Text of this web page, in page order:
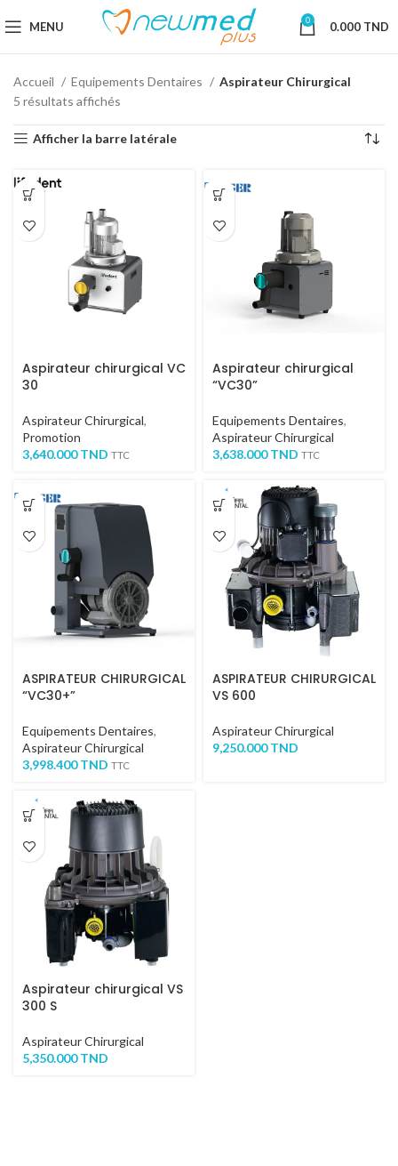
MENU 0 0.000 TND
Accueil Equipements Dentaires
Aspirateur Chirurgical
5 résultats affichés
Afficher la barre latérale
Aspirateur chirurgical VC
30
Aspirateur Chirurgical,
Promotion
3,640.000TND TTC
Aspirateur chirurgical
“VC30”
Equipements Dentaires,
Aspirateur Chirurgical
3,638.000TND TTC
ASPIRATEUR CHIRURGICAL
“VC30+”
Equipements Dentaires,
Aspirateur Chirurgical
3,998.400TND TTC
ASPIRATEUR CHIRURGICAL
VS 600
Aspirateur Chirurgical
9,250.000TND
Aspirateur chirurgical VS
300 S
Aspirateur Chirurgical
5,350.000TND